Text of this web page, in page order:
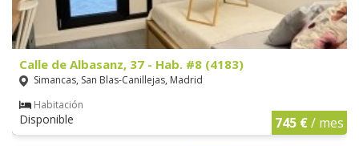
Calle de Albasanz, 37 - Hab. #8 (4183)
Simancas, San Blas-Canillejas, Madrid
Habitación
Disponible 745 €/ mes